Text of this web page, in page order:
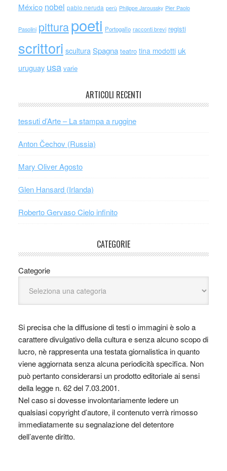
México nobel pablo neruda perù Philippe Jaroussky Pier Paolo
Pasolini pitturapoeti Portogallo racconti brevi registi
scrittori scultura Spagna teatro tina modotti uk
uruguay usa varie
ARTICOLI RECENTI
tessuti d’Arte – La stampa a ruggine
Anton Čechov (Russia)
Mary Oliver Agosto
Glen Hansard (Irlanda)
Roberto Gervaso Cielo infinito
CATEGORIE
Categorie
Si precisa che la diffusione di testi o immagini è solo a
carattere divulgativo della cultura e senza alcuno scopo di
lucro, nè rappresenta una testata giornalistica in quanto
viene aggiornata senza alcuna periodicità specifica. Non
può pertanto considerarsi un prodotto editoriale ai sensi
della legge n. 62 del 7.03.2001.
Nel caso si dovesse involontariamente ledere un
qualsiasi copyright d’autore, il contenuto verrà rimosso
immediatamente su segnalazione del detentore
dell’avente diritto.